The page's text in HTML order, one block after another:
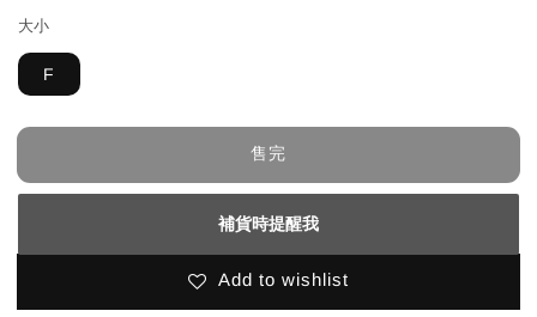
大小
F
售完
補貨時提醒我
Add to wishlist